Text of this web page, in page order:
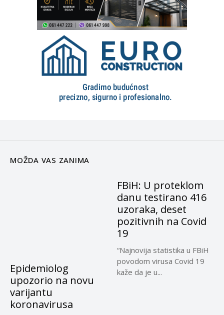
MOŽDA VAS ZANIMA
Epidemiolog
upozorio na novu
varijantu
koronavirusa
FBiH: U proteklom
danu testirano 416
uzoraka, deset
pozitivnih na Covid
19
“Najnovija statistika u FBiH
povodom virusa Covid 19
kaže da je u...